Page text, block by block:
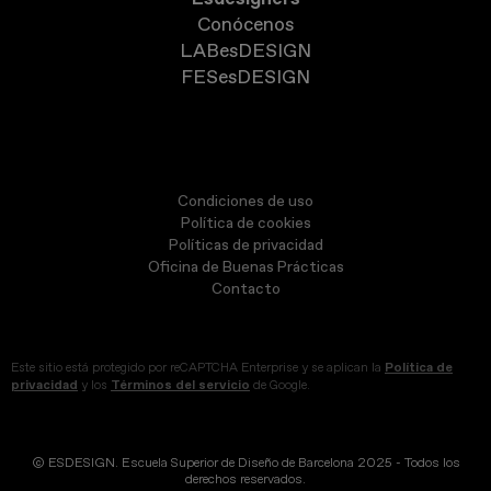
Conócenos
LABesDESIGN
FESesDESIGN
Condiciones de uso
Política de cookies
Políticas de privacidad
Oficina de Buenas Prácticas
Contacto
Este sitio está protegido por reCAPTCHA Enterprise y se aplican la Política de
privacidad y los Términos del servicio de Google.
© ESDESIGN. Escuela Superior de Diseño de Barcelona 2025 - Todos los
derechos reservados.